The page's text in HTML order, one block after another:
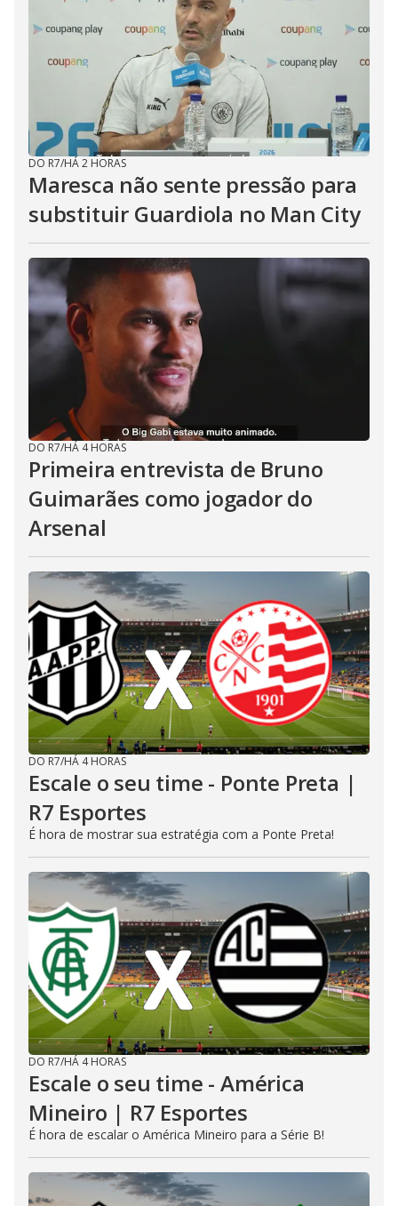
DO R7/HÁ 2 HORAS
Maresca não sente pressão para
substituir Guardiola no Man City
DO R7/HÁ 4 HORAS
Primeira entrevista de Bruno
Guimarães como jogador do
Arsenal
DO R7/HÁ 4 HORAS
Escale o seu time - Ponte Preta |
R7 Esportes
É hora de mostrar sua estratégia com a Ponte Preta!
DO R7/HÁ 4 HORAS
Escale o seu time - América
Mineiro | R7 Esportes
É hora de escalar o América Mineiro para a Série B!